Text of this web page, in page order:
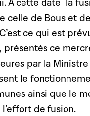
À cette date la
celle de Bous et
ce qui est
ce
par la
le
ainsi que le
de fusion.